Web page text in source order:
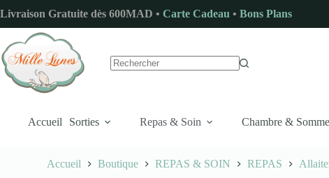
au
contenu
Livraison Gratuite dès 600MAD • Carte Cadeau • Bons Plans
Accueil Sorties Repas & Soin Chambre &
Accueil Boutique REPAS & SOIN REPAS